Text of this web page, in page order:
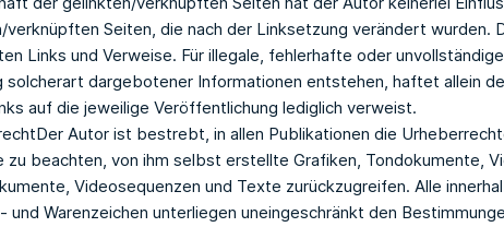
verknüpften Seiten, die nach der Linksetzung verändert wurden.
Links und Verweise. Für illegale, fehlerhafte oder
solcherart dargebotener Informationen entstehen, haftet allein
auf die jeweilige Veröffentlichung lediglich verweist.
Autor ist bestrebt, in allen Publikationen die
zu beachten, von ihm selbst erstellte Grafiken, Tondokumente,
Videosequenzen und Texte zurückzugreifen. Alle
Warenzeichen unterliegen uneingeschränkt den